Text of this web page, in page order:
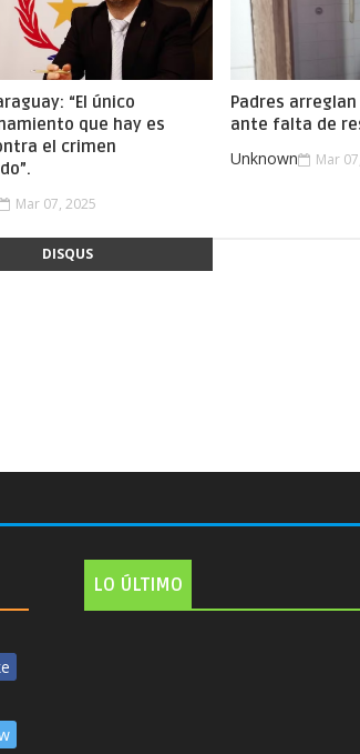
“El único
que hay es
el crimen
Mar 07, 2025
Padres
ante falta de
Unknown Mar
DISQUS
LO ÚLTIMO